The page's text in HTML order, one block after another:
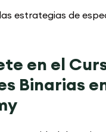
estrategias de
en el
Binarias